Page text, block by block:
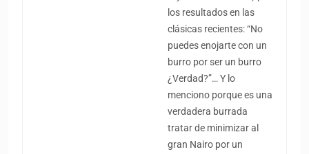
los resultados en las
clásicas recientes: “No
puedes enojarte con un
burro por ser un burro
¿Verdad?”… Y lo
menciono porque es una
verdadera burrada
tratar de minimizar al
gran Nairo por un